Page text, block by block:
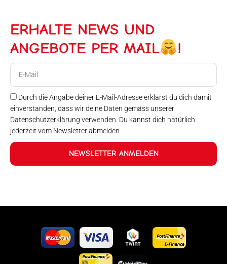
ERHALTE NEWS UND
ANGEBOTE PER MAIL
!
Durch die Angabe deiner E-Mail-Adresse erklärst du dich damit
einverstanden, dass wir deine Daten gemäss unserer
Datenschutzerklärung verwenden. Du kannst dich natürlich
jederzeit vom Newsletter abmelden.
NEWSLETTER ANMELDEN